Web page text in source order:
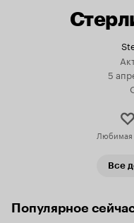
5
Любимая
Все
Популярное